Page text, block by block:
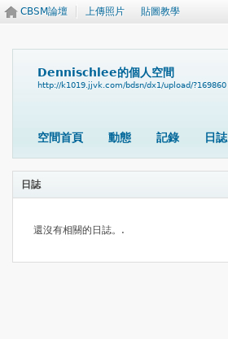
CBSM論壇 上傳照片 貼圖教學
Dennischlee的個人空間
http://k1019.jjvk.com/bdsn/dx1/upload/?169860
空間首頁 動態 記錄 日誌
日誌
還沒有相關的日誌。.